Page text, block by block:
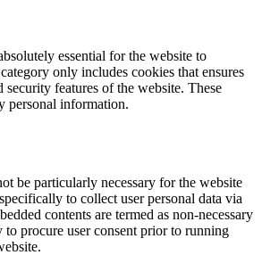
essential for the website to
only includes cookies that ensures
security features of the website. These
personal information.
be particularly necessary for the website
to collect user personal data via
contents are termed as non-necessary
to procure user consent prior to running